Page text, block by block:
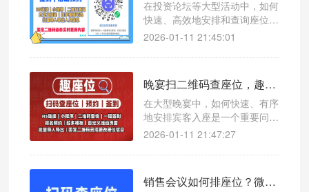
在投资论坛等大型活动中，如何
快速、高效地安排和查询座位成
为一大难题。本文介绍一款创新
帮助主办方轻松管理座位信息，
2026-01-11 21:45:01
晚宴扫二维码查座位，趣座位提升用餐体验的高效解决方案
在大型晚宴中，如何快速、有序
地安排宾客入座是一个重要问
题。使用微信扫码查座位系统，
体用餐效率。
2026-01-11 21:47:27
销售会议如何排座位？微信扫码查座位系统让效率翻倍